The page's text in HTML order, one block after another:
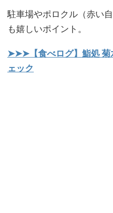
駐車場やポロクル（赤い
も嬉しいポイント。
➤➤➤【食べログ】鮨処 菊
ェック